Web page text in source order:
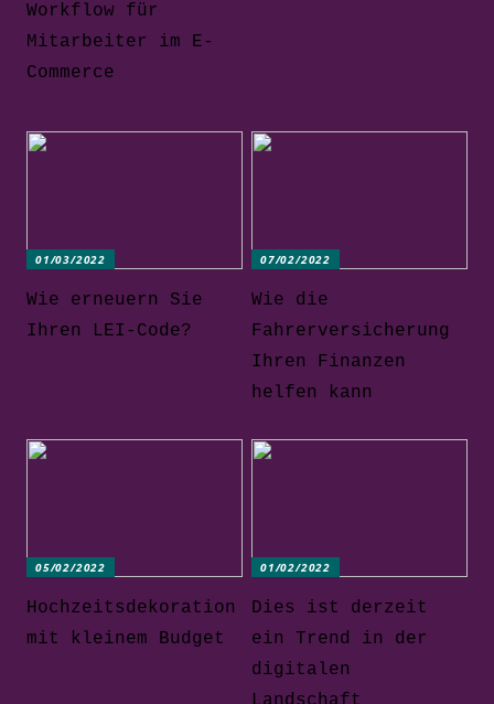
Workflow für
Mitarbeiter im E-
Commerce
01/03/2022
Wie erneuern Sie
Ihren LEI-Code?
07/02/2022
Wie die
Fahrerversicherung
Ihren Finanzen
helfen kann
05/02/2022
Hochzeitsdekoration
mit kleinem Budget
01/02/2022
Dies ist derzeit
ein Trend in der
digitalen